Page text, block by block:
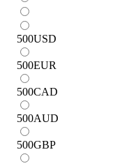
500USD
500EUR
500CAD
500AUD
500GBP